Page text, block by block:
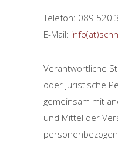
Telefon: 089 520
E-Mail:
Verantwortliche
oder juristische
gemeinsam mit
und Mittel der